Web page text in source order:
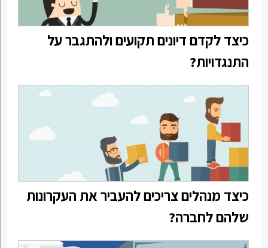
כיצד לקדם דיונים תקועים ולהתגבר על
התנגדויות?
כיצד מנהלים צריכים להעביר את העקרונות
שלהם לחברה?